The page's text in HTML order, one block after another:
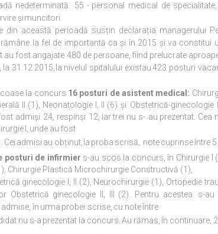
nedeterminată: 55 - personal medical de specialitate,
șimuncitori.
din această perioadă susțin declarația managerului
la fel de importantă ca și în 2015 și va constitui
au fost angajate 480 de persoane, fiind prelucrate
31.12.2015, la nivelul spitalului existau 423 posturi
la concurs 16 posturi de asistent medical:
II (1), Neonatologie I, II (6) și Obstetrică-ginecologie
admiși 24, respinși 12, iar trei nu s- au prezentat. Cea
I, unde au fost
Cei admisi au obținut, la proba scrisă, notecuprinseîntre 5.
posturi de infirmier s-au scos la concurs, în Chirurgie I
Chirurgie Plastică Microchirurgie Constructivă (1),
ginecologie I, II (2), Neurochirurgie (1), Ortopedie
Obstetrică ginecologie II, III (2). Pentru acestea
s-au
admise, în urma probei scrise, cu noteîntre
nu s-a prezentat la concurs. Au rămas, în continuare,